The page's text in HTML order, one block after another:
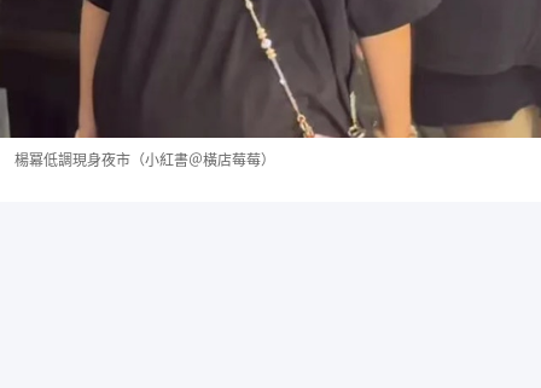
楊冪低調現身夜市（小紅書＠橫店莓莓）